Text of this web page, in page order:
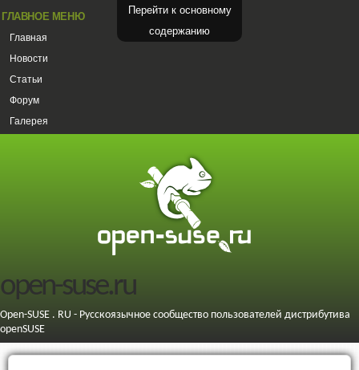
Перейти к основному
содержанию
ГЛАВНОЕ МЕНЮ
Главная
Новости
Статьи
Форум
Галерея
open-suse.ru
Open-SUSE . RU - Русскоязычное сообщество пользователей дистрибутива
openSUSE